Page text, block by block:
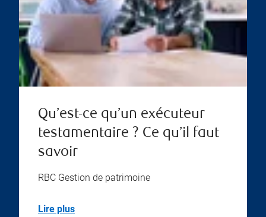
Qu’est-ce qu’un exécuteur
testamentaire ? Ce qu’il faut
savoir
RBC Gestion de patrimoine
Lire plus